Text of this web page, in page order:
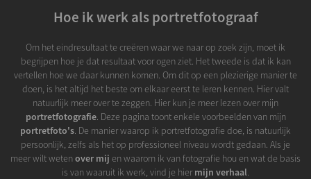
Hoe ik werk als portretfotograaf
Om het eindresultaat te creëren waar we naar op zoek zijn, moet ik
begrijpen hoe je dat resultaat voor ogen ziet. Het tweede is dat ik kan
vertellen hoe we daar kunnen komen. Om dit op een plezierige manier te
doen, is het altijd het beste om elkaar eerst te leren kennen. Hier valt
natuurlijk meer over te zeggen. Hier kun je meer lezen over mijn
portretfotografie. Deze pagina toont enkele voorbeelden van mijn
portretfoto's. De manier waarop ik portretfotografie doe, is natuurlijk
persoonlijk, zelfs als het op professioneel niveau wordt gedaan. Als je
meer wilt wetenover mij en waarom ik van fotografie hou en wat de basis
is van waaruit ik werk, vind je hiermijn verhaal.